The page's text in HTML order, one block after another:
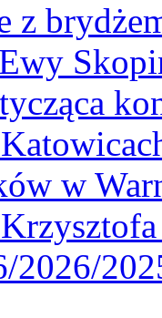
z
w
2026/